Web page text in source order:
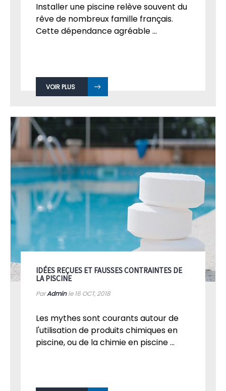
Installer une piscine relève souvent du
rêve de nombreux famille français.
Cette dépendance agréable ...
VOIR PLUS
IDÉES REÇUES ET FAUSSES CONTRAINTES DE
LA PISCINE
ParAdminle 16 OCT, 2018
Les mythes sont courants autour de
l'utilisation de produits chimiques en
piscine, ou de la chimie en piscine ...